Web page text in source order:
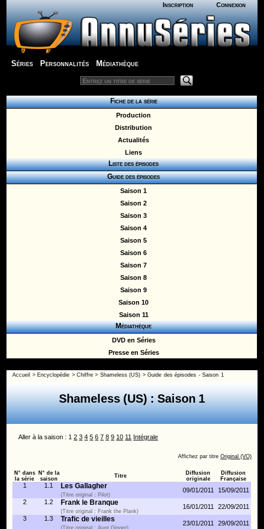
Inscription Connexion
Séries Personnalités Médiathèque
Fiche de la série
Production
Distribution
Actualités
Liens
Liste des épisodes
Guide des épisodes
Saison 1
Saison 2
Saison 3
Saison 4
Saison 5
Saison 6
Saison 7
Saison 8
Saison 9
Saison 10
Saison 11
Médiathèque
DVD en Séries
Presse en Séries
Accueil > Encyclopédie >Chiffre > Shameless (US) >Guide des épisodes - Saison 1
Shameless (US) : Saison 1
Aller à la saison : 12 3 4 5 6 7 8 9 10 11 Intégrale
Affichez par titre Original (VO)
N° dans
la série
N° de la
saison
Titre
Diffusion
originale
Diffusion
Française
1 1.1 Les Gallagher
(Titre original : Pilot)
09/01/2011
15/09/2011
2
1.2 Frank le Branque
(Titre original : Frank the Plank)
16/01/2011
22/09/2011
3
1.3 Trafic de vieilles
(Titre original : Aunt Ginger)
23/01/2011
29/09/2011